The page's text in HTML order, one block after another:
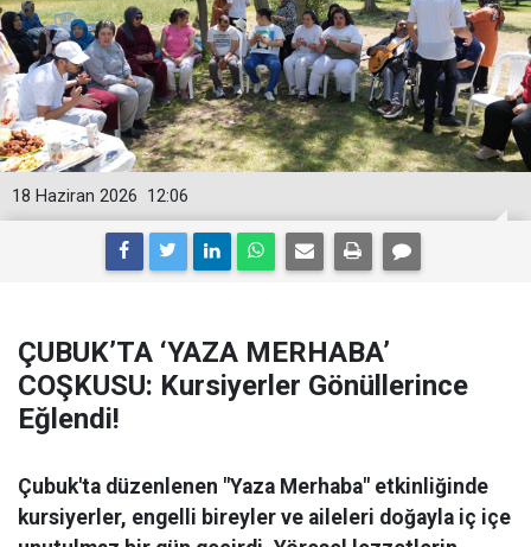
12:06
18 Haziran 2026
ÇUBUK’TA ‘YAZA MERHABA’
COŞKUSU: Kursiyerler Gönüllerince
Eğlendi!
Çubuk'ta düzenlenen "Yaza Merhaba" etkinliğinde
kursiyerler, engelli bireyler ve aileleri doğayla iç içe